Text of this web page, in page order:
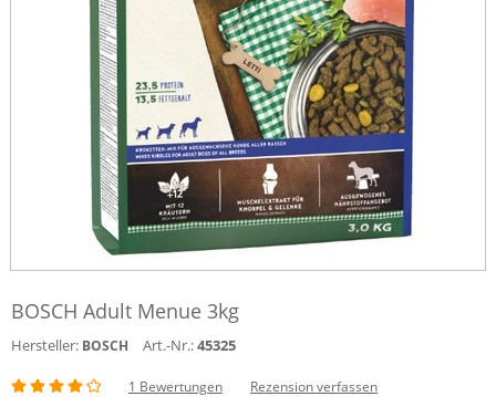
BOSCH Adult Menue 3kg
Hersteller: BOSCH Art.-Nr.:45325
1 Bewertungen Rezension verfassen